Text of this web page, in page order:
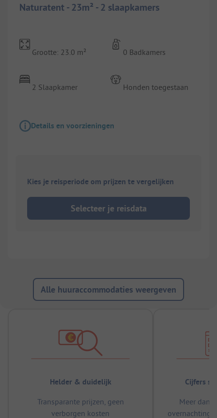
Naturatent - 23m² - 2 slaapkamers
Grootte: 23.0 m²
2 Slaapkamer
0 Badkamers
Honden toegestaan
Details en voorzieningen
Kies je reisperiode om prijzen te vergelijken
Selecteer je reisdata
Alle huuraccommodaties weergeven
Helder & duidelijk
Transparante prijzen, geen
verborgen kosten
Cijfers
Meer dan